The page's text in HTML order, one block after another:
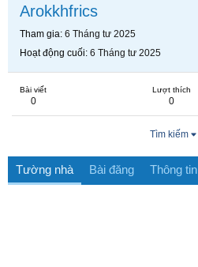
Arokkhfrics
Tham gia 6 Tháng tư 2025
Hoạt động cuối 6 Tháng tư 2025
Bài viết
0
Lượt thích
0
Tìm kiếm
Tường nhà Bài đăng Thông tin